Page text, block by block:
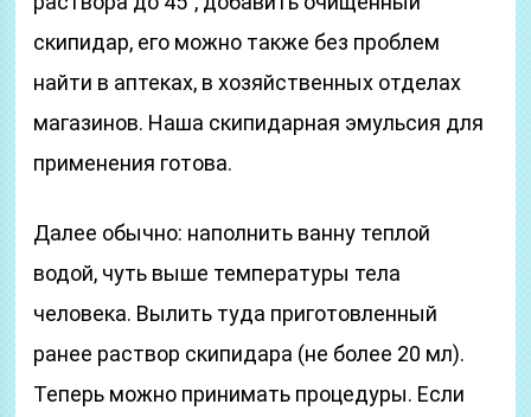
скипидар, его можно также без проблем
найти в аптеках, в хозяйственных отделах
магазинов. Наша скипидарная эмульсия для
применения готова.
Далее обычно: наполнить ванну теплой
водой, чуть выше температуры тела
человека. Вылить туда приготовленный
ранее раствор скипидара (не более 20 мл).
Теперь можно принимать процедуры. Если